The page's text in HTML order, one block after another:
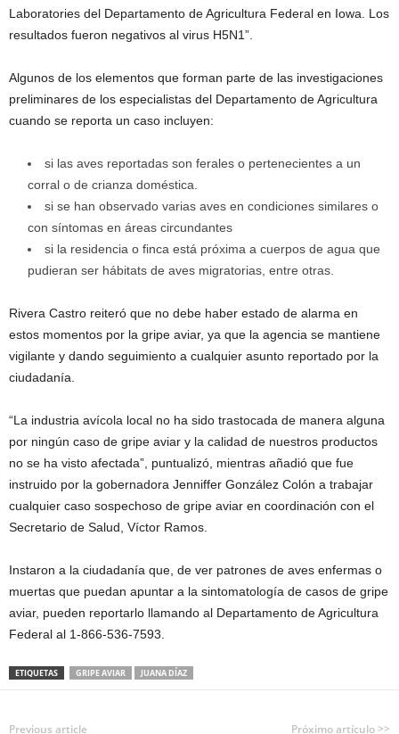
Laboratories del Departamento de Agricultura Federal en Iowa. Los
resultados fueron negativos al virus H5N1”.
Algunos de los elementos que forman parte de las investigaciones
preliminares de los especialistas del Departamento de Agricultura
cuando se reporta un caso incluyen:
si las aves reportadas son ferales o pertenecientes a un
corral o de crianza doméstica.
si se han observado varias aves en condiciones similares o
con síntomas en áreas circundantes
si la residencia o finca está próxima a cuerpos de agua que
pudieran ser hábitats de aves migratorias, entre otras.
Rivera Castro reiteró que no debe haber estado de alarma en
estos momentos por la gripe aviar, ya que la agencia se mantiene
vigilante y dando seguimiento a cualquier asunto reportado por la
ciudadanía.
“La industria avícola local no ha sido trastocada de manera alguna
por ningún caso de gripe aviar y la calidad de nuestros productos
no se ha visto afectada”, puntualizó, mientras añadió que fue
instruido por la gobernadora Jenniffer González Colón a trabajar
cualquier caso sospechoso de gripe aviar en coordinación con el
Secretario de Salud, Víctor Ramos.
Instaron a la ciudadanía que, de ver patrones de aves enfermas o
muertas que puedan apuntar a la sintomatología de casos de gripe
aviar, pueden reportarlo llamando al Departamento de Agricultura
Federal al 1-866-536-7593.
ETIQUETAS GRIPE AVIAR JUANA DÍAZ
Previous article Próximo artículo >>